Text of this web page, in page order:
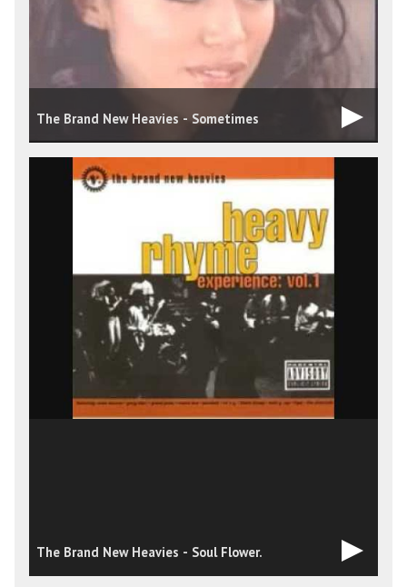
The Brand New Heavies - Sometimes
The Brand New Heavies - Soul Flower.